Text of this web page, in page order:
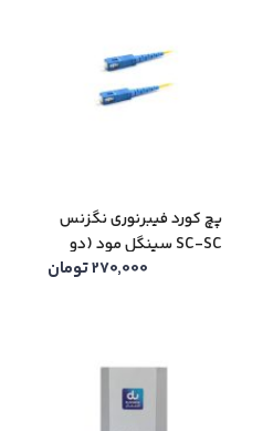
پچ کورد فیبرنوری نگزنس
SC-SC سینگل مود (دو
270,000تومان